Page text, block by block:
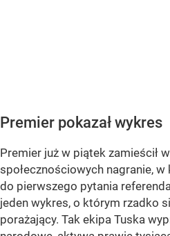
Premier pokazał wykres
Premier już w piątek zamieścił
społecznościowych nagranie,
do pierwszego pytania
jeden wykres, o którym rzadko
porażający. Tak ekipa Tuska